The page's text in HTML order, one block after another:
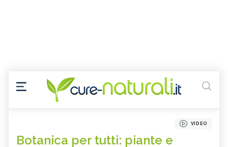
VIDEO
Botanica per tutti: piante e